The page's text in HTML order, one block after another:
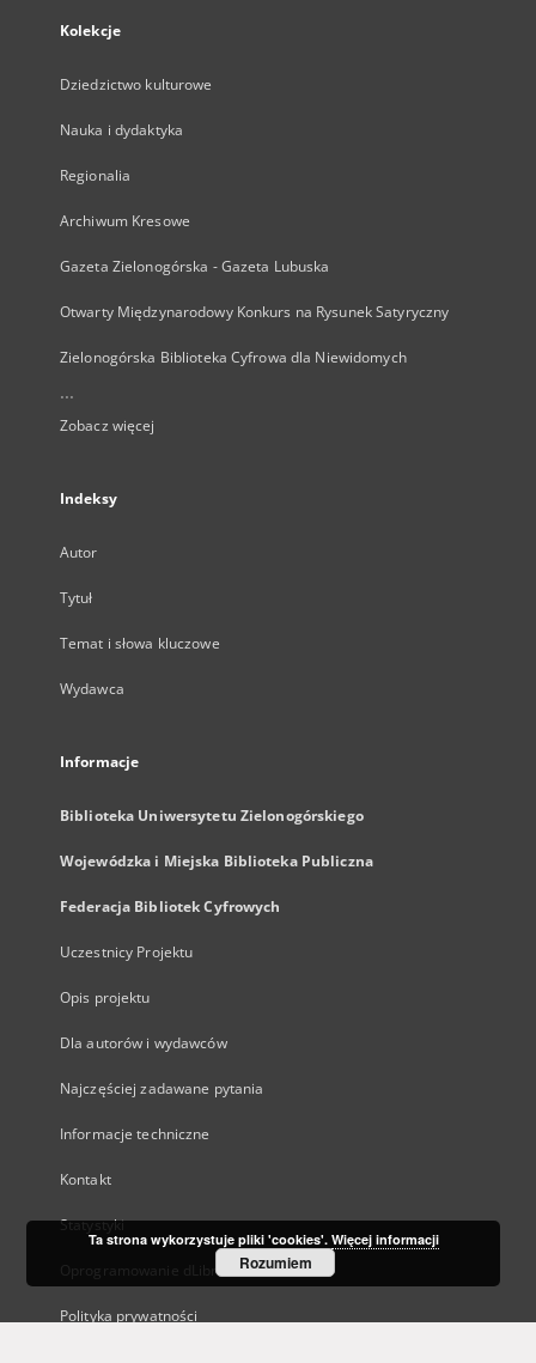
Kolekcje
Dziedzictwo kulturowe
Nauka i dydaktyka
Regionalia
Archiwum Kresowe
Gazeta Zielonogórska - Gazeta Lubuska
Otwarty Międzynarodowy Konkurs na Rysunek Satyryczny
Zielonogórska Biblioteka Cyfrowa dla Niewidomych
...
Zobacz więcej
Indeksy
Autor
Tytuł
Temat i słowa kluczowe
Wydawca
Informacje
Biblioteka Uniwersytetu Zielonogórskiego
Wojewódzka i Miejska Biblioteka Publiczna
Federacja Bibliotek Cyfrowych
Uczestnicy Projektu
Opis projektu
Dla autorów i wydawców
Najczęściej zadawane pytania
Informacje techniczne
Kontakt
Statystyki
Oprogramowanie dLibra
Polityka prywatności
Ta strona wykorzystuje pliki 'cookies'. Więcej informacji
Rozumiem